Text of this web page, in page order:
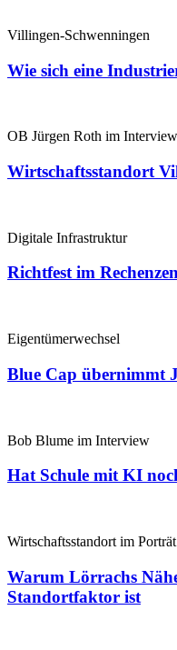
Villingen-Schwenningen
Wie sich eine
OB Jürgen Roth im Interview
Wirtschaftsstandort
Digitale Infrastruktur
Richtfest im
Eigentümerwechsel
Blue Cap übernimmt
Bob Blume im Interview
Hat Schule mit KI
Wirtschaftsstandort im Porträt
Warum Lörrachs
Standortfaktor ist